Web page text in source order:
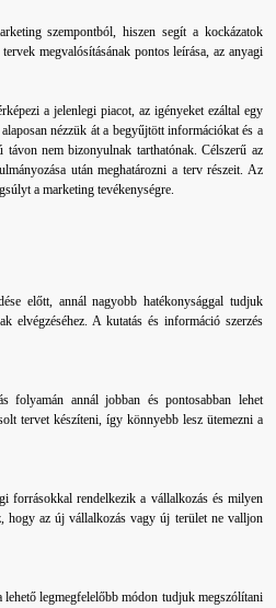
szempontból, hiszen segít a kockázatok
megvalósításának pontos leírása, az anyagi
a jelenlegi piacot, az igényeket ezáltal egy
nézzük át a begyűjtött információkat és a
nem bizonyulnak tarthatónak. Célszerű az
után meghatározni a terv részeit. Az
a marketing tevékenységre.
előtt, annál nagyobb hatékonysággal tudjuk
elvégzéséhez. A kutatás és információ szerzés
folyamán annál jobban és pontosabban lehet
tervet készíteni, így könnyebb lesz ütemezni a
forrásokkal rendelkezik a vállalkozás és milyen
hogy az új vállalkozás vagy új terület ne valljon
legmegfelelőbb módon tudjuk megszólítani